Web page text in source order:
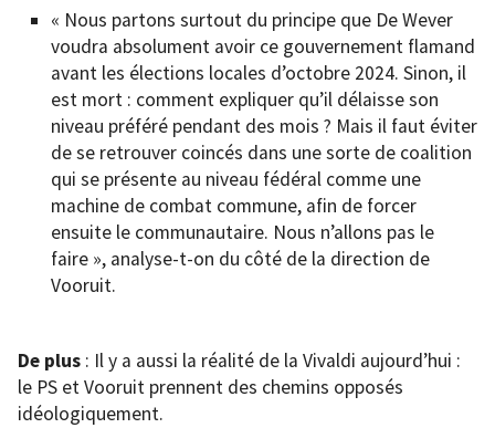
« Nous partons surtout du principe que De Wever
voudra absolument avoir ce gouvernement flamand
avant les élections locales d’octobre 2024. Sinon, il
est mort : comment expliquer qu’il délaisse son
niveau préféré pendant des mois ? Mais il faut éviter
de se retrouver coincés dans une sorte de coalition
qui se présente au niveau fédéral comme une
machine de combat commune, afin de forcer
ensuite le communautaire. Nous n’allons pas le
faire », analyse-t-on du côté de la direction de
Vooruit.
De plus : Il y a aussi la réalité de la Vivaldi aujourd’hui :
le PS et Vooruit prennent des chemins opposés
idéologiquement.